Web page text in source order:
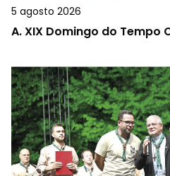
5 agosto 2026
A.XIX Domingo do Tempo